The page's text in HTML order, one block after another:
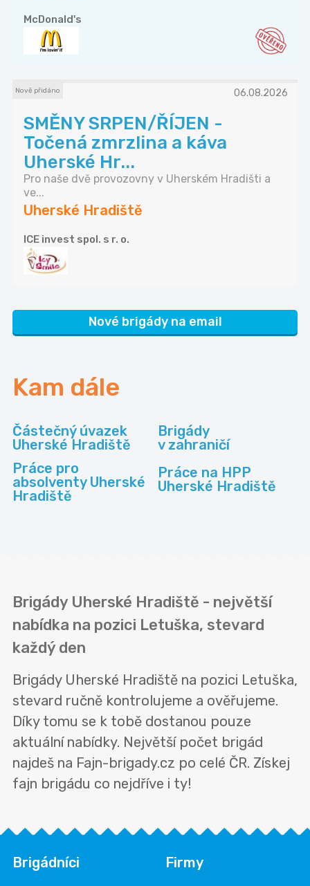
McDonald's
Nově přidáno 06.08.2026
SMĚNY SRPEN/ŘÍJEN -
Točená zmrzlina a káva
Uherské Hr...
Pro naše dvě provozovny v Uherském Hradišti a
ve...
Uherské Hradiště
ICE invest spol. s r. o.
Nové brigády na email
Kam dále
Částečný úvazek
Uherské Hradiště
Brigády
v zahraničí
Práce pro
absolventy Uherské
Hradiště
Práce na HPP
Uherské Hradiště
Brigády Uherské Hradiště - největší
nabídka na pozici Letuška, stevard
každý den
Brigády Uherské Hradiště na pozici Letuška,
stevard ručně kontrolujeme a ověřujeme.
Díky tomu se k tobě dostanou pouze
aktuální nabídky. Největší počet brigád
najdeš na Fajn-brigady.cz po celé ČR. Získej
fajn brigádu co nejdříve i ty!
Brigádníci Firmy